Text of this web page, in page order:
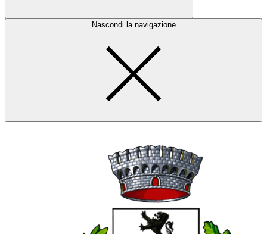
Nascondi la navigazione